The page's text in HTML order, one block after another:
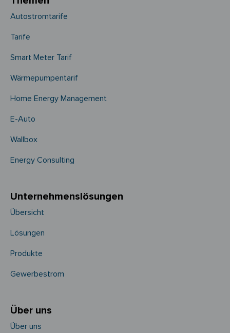
Autostromtarife
Tarife
Smart Meter Tarif
Wärmepumpentarif
Home Energy Management
E-Auto
Wallbox
Energy Consulting
Unternehmens­­lösungen
Übersicht
Lösungen
Produkte
Gewerbestrom
Über uns
Über uns